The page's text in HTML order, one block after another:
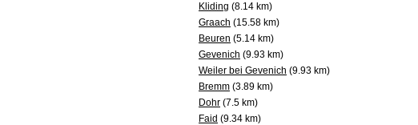
Kliding (8.14 km)
Graach (15.58 km)
Beuren (5.14 km)
Gevenich (9.93 km)
Weiler bei Gevenich (9.93 km)
Bremm (3.89 km)
Dohr (7.5 km)
Faid (9.34 km)